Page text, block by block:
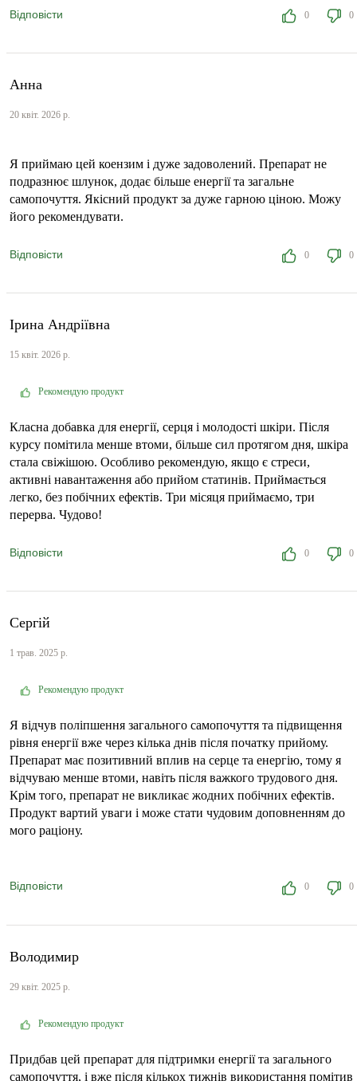
Відповісти 0 0
Анна
20 квіт. 2026 р.
Я приймаю цей коензим і дуже задоволений. Препарат не
подразнює шлунок, додає більше енергії та загальне
самопочуття. Якісний продукт за дуже гарною ціною. Можу
його рекомендувати.
Відповісти 0 0
Ірина Андріївна
15 квіт. 2026 р.
Рекомендую продукт
Класна добавка для енергії, серця і молодості шкіри. Після
курсу помітила менше втоми, більше сил протягом дня, шкіра
стала свіжішою. Особливо рекомендую, якщо є стреси,
активні навантаження або прийом статинів. Приймається
легко, без побічних ефектів. Три місяця приймаємо, три
перерва. Чудово!
Відповісти 0 0
Сергій
1 трав. 2025 р.
Рекомендую продукт
Я відчув поліпшення загального самопочуття та підвищення
рівня енергії вже через кілька днів після початку прийому.
Препарат має позитивний вплив на серце та енергію, тому я
відчуваю менше втоми, навіть після важкого трудового дня.
Крім того, препарат не викликає жодних побічних ефектів.
Продукт вартий уваги і може стати чудовим доповненням до
мого раціону.
Відповісти 0 0
Володимир
29 квіт. 2025 р.
Рекомендую продукт
Придбав цей препарат для підтримки енергії та загального
самопочуття, і вже після кількох тижнів використання помітив